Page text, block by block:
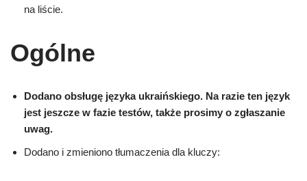
na liście.
Ogólne
Dodano obsługę języka ukraińskiego. Na razie ten język
jest jeszcze w fazie testów, także prosimy o zgłaszanie
uwag.
Dodano i zmieniono tłumaczenia dla kluczy: